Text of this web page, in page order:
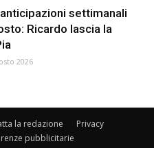
settimanali
Ricardo lascia la
2026
la redazione
Privacy
pubblicitarie